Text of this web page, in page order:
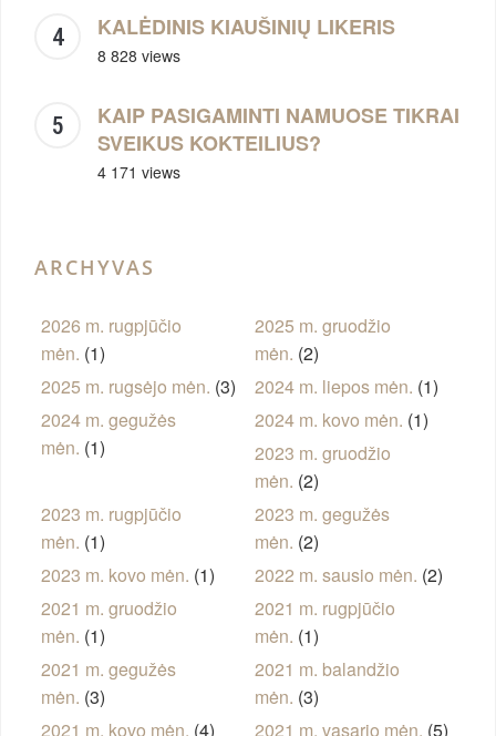
KALĖDINIS KIAUŠINIŲ LIKERIS
8 828 views
KAIP PASIGAMINTI NAMUOSE TIKRAI
SVEIKUS KOKTEILIUS?
4 171 views
ARCHYVAS
2026 m. rugpjūčio
mėn. (1)
2025 m. gruodžio
mėn. (2)
2025 m. rugsėjo mėn. (3) 2024 m. liepos mėn. (1)
2024 m. gegužės
mėn. (1)
2024 m. kovo mėn. (1)
2023 m. gruodžio
mėn. (2)
2023 m. rugpjūčio
mėn. (1)
2023 m. gegužės
mėn. (2)
2023 m. kovo mėn. (1) 2022 m. sausio mėn. (2)
2021 m. gruodžio
mėn. (1)
2021 m. rugpjūčio
mėn. (1)
2021 m. gegužės
mėn. (3)
2021 m. balandžio
mėn. (3)
2021 m. kovo mėn. (4) 2021 m. vasario mėn. (5)